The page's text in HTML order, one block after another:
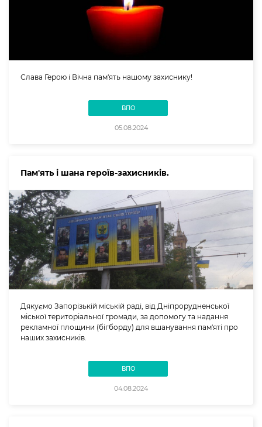
Слава Герою і Вічна пам'ять нашому захиснику!
ВПО
05.08.2024
Пам'ять і шана героїв-захисників.
Дякуємо Запорізькій міській раді, від Дніпрорудненської
міської територіальної громади, за допомогу та надання
рекламної площини (бігборду) для вшанування пам'яті про
наших захисників.
ВПО
04.08.2024